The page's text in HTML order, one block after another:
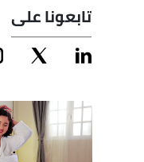
تابعونا على